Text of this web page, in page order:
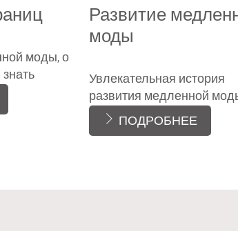
моды, о
Развитие
моды
Увлекательная история
развития медленной
ПОДРОБНЕЕ